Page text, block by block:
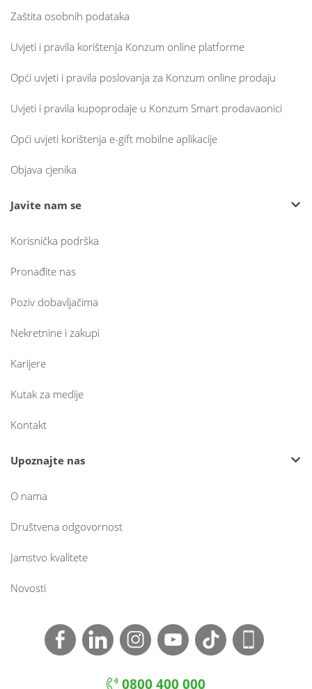
Zaštita osobnih podataka
Uvjeti i pravila korištenja Konzum online platforme
Opći uvjeti i pravila poslovanja za Konzum online prodaju
Uvjeti i pravila kupoprodaje u Konzum Smart prodavaonici
Opći uvjeti korištenja e-gift mobilne aplikacije
Objava cjenika
Javite nam se
Korisnička podrška
Pronađite nas
Poziv dobavljačima
Nekretnine i zakupi
Karijere
Kutak za medije
Kontakt
Upoznajte nas
O nama
Društvena odgovornost
Jamstvo kvalitete
Novosti
0800 400 000